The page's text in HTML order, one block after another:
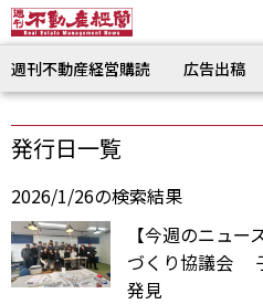
週刊不動産経営購読 広告出稿
発行日一覧
2026/1/26の検索結果
【今週のニュ
づくり協議会
発見